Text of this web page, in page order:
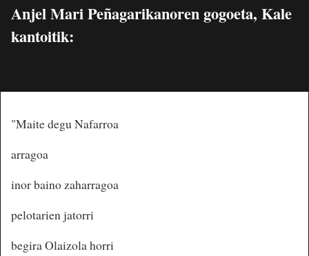
Anjel Mari Peñagarikanoren gogoeta, Kale
kantoitik:
"Maite degu Nafarroa
arragoa
inor baino zaharragoa
pelotarien jatorri
begira Olaizola horri